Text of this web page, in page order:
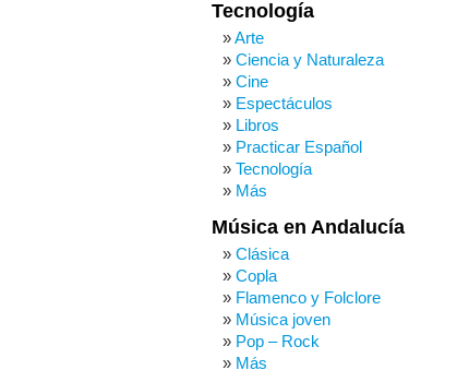
Tecnología
Arte
Ciencia y Naturaleza
Cine
Espectáculos
Libros
Practicar Español
Tecnología
Más
Música en Andalucía
Clásica
Copla
Flamenco y Folclore
Música joven
Pop – Rock
Más